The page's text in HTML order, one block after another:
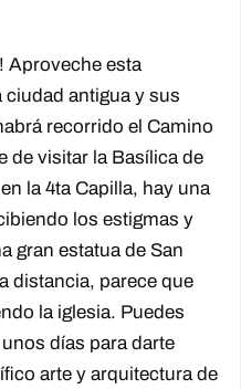
Aproveche esta
antigua y sus
recorrido el Camino
de visitar la Basílica de
la 4ta Capilla, hay una
los estigmas y
gran estatua de San
distancia, parece que
la iglesia. Puedes
días para darte
arte y arquitectura de